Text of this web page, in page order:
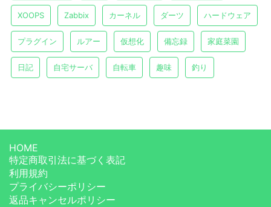
XOOPS Zabbix カーネル ダーツ ハードウェア
プラグイン ルアー 仮想化 備忘録 家庭菜園
日記 自宅サーバ 自転車 趣味 釣り
HOME
特定商取引法に基づく表記
利用規約
プライバシーポリシー
返品キャンセルポリシー